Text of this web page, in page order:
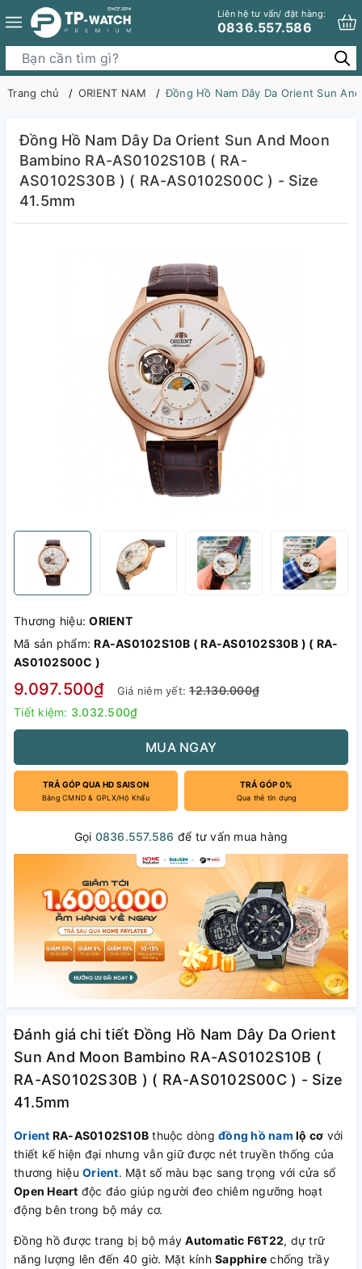
Liên hệ tư vấn/ đặt hàng:
0836.557.586
Trang chủ ORIENT NAM Đồng Hồ Nam Dây Da Orient Sun
Đồng Hồ Nam Dây Da Orient Sun And Moon
Bambino RA-AS0102S10B ( RA-
AS0102S30B ) ( RA-AS0102S00C ) - Size
41.5mm
Thương hiệu:ORIENT
Mã sản phẩm:RA-AS0102S10B ( RA-AS0102S30B ) ( RA-
AS0102S00C )
9.097.500₫ Giá niêm yết:12.130.000₫
Tiết kiệm: 3.032.500₫
MUA NGAY
TRẢ GÓP QUA HD SAISON
Bằng CMND & GPLX/Hộ Khẩu
TRẢ GÓP 0%
Qua thẻ tín dụng
Gọi 0836.557.586 để tư vấn mua hàng
Đánh giá chi tiết Đồng Hồ Nam Dây Da Orient
Sun And Moon Bambino RA-AS0102S10B (
RA-AS0102S30B ) ( RA-AS0102S00C ) - Size
41.5mm
Orient RA-AS0102S10B thuộc dòng đồng hồ nam lộ cơ với
thiết kế hiện đại nhưng vẫn giữ được nét truyền thống của
thương hiệu Orient. Mặt số màu bạc sang trọng với cửa sổ
Open Heart độc đáo giúp người đeo chiêm ngưỡng hoạt
động bên trong bộ máy cơ.
Đồng hồ được trang bị bộ máyAutomatic F6T22, dự trữ
năng lượng lên đến 40 giờ. Mặt kính Sapphire chống trầy